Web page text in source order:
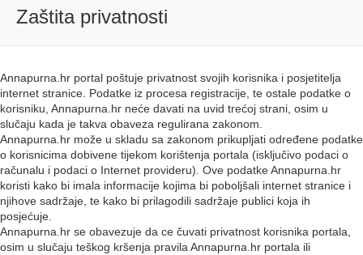
Zaštita privatnosti
Annapurna.hr portal poštuje privatnost svojih korisnika i posjetitelja
internet stranice. Podatke iz procesa registracije, te ostale podatke o
korisniku, Annapurna.hr neće davati na uvid trećoj strani, osim u
slučaju kada je takva obaveza regulirana zakonom.
Annapurna.hr može u skladu sa zakonom prikupljati određene podatke
o korisnicima dobivene tijekom korištenja portala (isključivo podaci o
računalu i podaci o Internet provideru). Ove podatke Annapurna.hr
koristi kako bi imala informacije kojima bi poboljšali internet stranice i
njihove sadržaje, te kako bi prilagodili sadržaje publici koja ih
posjećuje.
Annapurna.hr se obavezuje da ce čuvati privatnost korisnika portala,
osim u slučaju teškog kršenja pravila Annapurna.hr portala ili